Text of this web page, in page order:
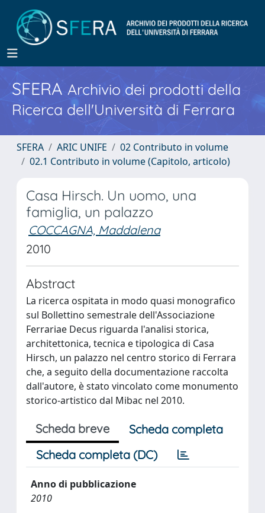
SFERA Archivio dei prodotti della
Ricerca dell'Università di Ferrara
SFERA ARIC UNIFE
02 Contributo in volume
02.1 Contributo in volume (Capitolo, articolo)
Casa Hirsch. Un uomo, una
famiglia, un palazzo
COCCAGNA, Maddalena
2010
Abstract
La ricerca ospitata in modo quasi monografico
sul Bollettino semestrale dell'Associazione
Ferrariae Decus riguarda l'analisi storica,
architettonica, tecnica e tipologica di Casa
Hirsch, un palazzo nel centro storico di Ferrara
che, a seguito della documentazione raccolta
dall'autore, è stato vincolato come monumento
storico-artistico dal Mibac nel 2010.
Scheda breve
Scheda completa
Scheda completa (DC)
Anno di pubblicazione
2010